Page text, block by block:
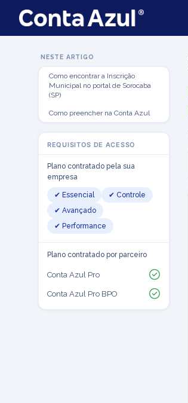
NESTE ARTIGO
Como encontrar a Inscrição
Municipal no portal de Sorocaba
(SP)
Como preencher na Conta Azul
REQUISITOS DE ACESSO
Plano contratado pela sua
empresa
✔ Essencial
✔ Controle
✔ Avançado
✔ Performance
Plano contratado por parceiro
Conta Azul Pro
Conta Azul Pro BPO